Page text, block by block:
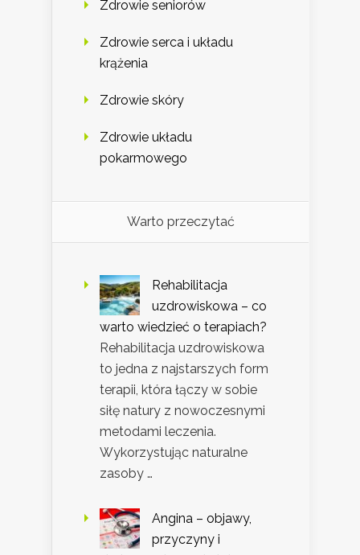
Zdrowie seniorów
Zdrowie serca i układu
krążenia
Zdrowie skóry
Zdrowie układu
pokarmowego
Warto przeczytać
Rehabilitacja
uzdrowiskowa – co
warto wiedzieć o terapiach?
Rehabilitacja uzdrowiskowa
to jedna z najstarszych form
terapii, która łączy w sobie
siłę natury z nowoczesnymi
metodami leczenia.
Wykorzystując naturalne
zasoby …
Angina – objawy,
przyczyny i